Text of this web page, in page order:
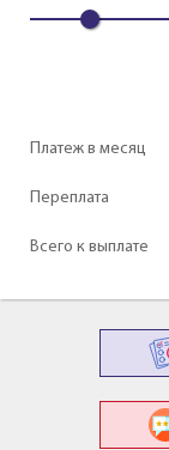
Платеж в месяц
Переплата
Всего к выплате